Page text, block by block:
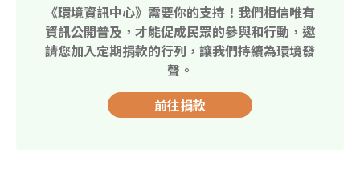
《環境資訊中心》需要你的支持！我們相信唯有
資訊公開普及，才能促成民眾的參與和行動，邀
請您加入定期捐款的行列，讓我們持續為環境發
聲。
前往捐款